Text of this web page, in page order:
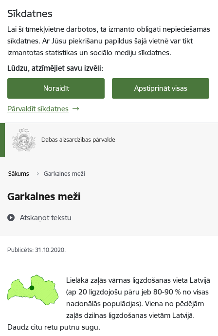
Sīkdatnes
Lai šī tīmekļvietne darbotos, tā izmanto obligāti nepieciešamās
sīkdatnes. Ar Jūsu piekrišanu papildus šajā vietnē var tikt
izmantotas statistikas un sociālo mediju sīkdatnes.
Lūdzu, atzīmējiet savu izvēli:
Noraidīt Apstiprināt visas
Pārvaldīt sīkdatnes
Sākums Garkalnes meži
Garkalnes meži
Atskaņot tekstu
Publicēts: 31.10.2020.
Lielākā zaļās vārnas ligzdošanas vieta Latvijā
(ap 20 ligzdojošu pāru jeb 80-90 % no visas
nacionālās populācijas). Viena no pēdējām
zaļās dzilnas ligzdošanas vietām Latvijā.
Daudz citu retu putnu sugu.